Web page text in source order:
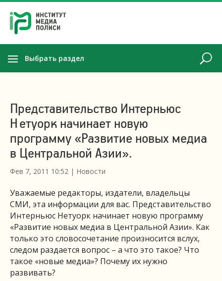
Выбрать раздел
Представительство Интерньюс
Нетуорк начинает новую
программу «Развитие новых медиа
в Центральной Азии».
Фев 7, 2011 10:52 | Новости
Уважаемые редакторы, издатели, владельцы
СМИ, эта информации для вас. Представительство
Интерньюс Нетуорк начинает новую программу
«Развитие новых медиа в Центральной Азии». Как
только это словосочетание произносится вслух,
следом раздается вопрос – а что это такое? Что
такое «новые медиа»? Почему их нужно
развивать?